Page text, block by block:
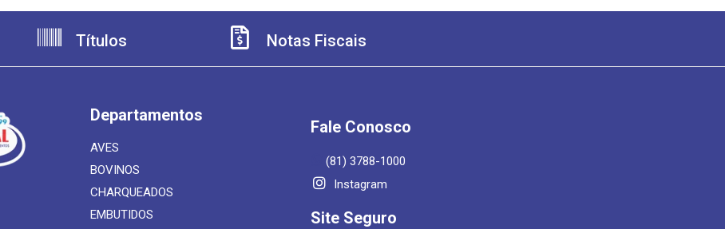
Títulos Notas Fiscais
Departamentos
AVES
BOVINOS
CHARQUEADOS
EMBUTIDOS
Fale Conosco
(81) 3788-1000
Instagram
Site Seguro